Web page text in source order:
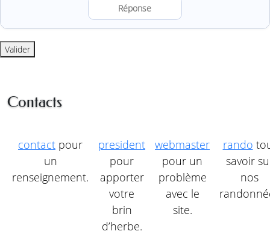
Résoudre l’addition anti-robot
Valider
Contacts
contact pour
un
renseignement.
president
pour
apporter
votre
brin
d’herbe.
webmaster
pour un
problème
avec le
site.
rando
savoir
nos